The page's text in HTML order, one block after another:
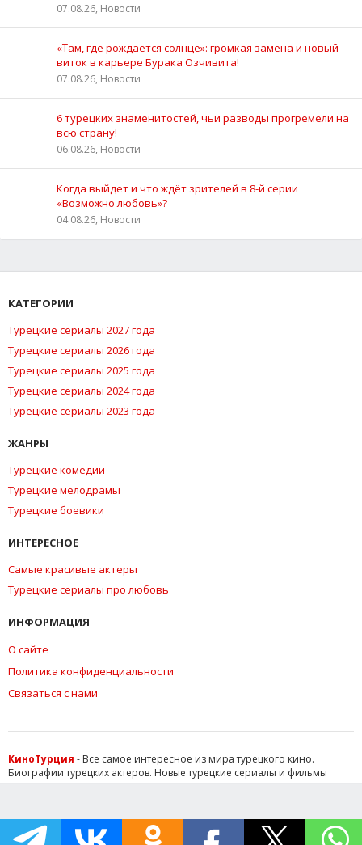
07.08.26, Новости
«Там, где рождается солнце»: громкая замена и новый
виток в карьере Бурака Озчивита!
07.08.26, Новости
6 турецких знаменитостей, чьи разводы прогремели на
всю страну!
06.08.26, Новости
Когда выйдет и что ждёт зрителей в 8-й серии
«Возможно любовь»?
04.08.26, Новости
КАТЕГОРИИ
Турецкие сериалы 2027 года
Турецкие сериалы 2026 года
Турецкие сериалы 2025 года
Турецкие сериалы 2024 года
Турецкие сериалы 2023 года
ЖАНРЫ
Турецкие комедии
Турецкие мелодрамы
Турецкие боевики
ИНТЕРЕСНОЕ
Самые красивые актеры
Турецкие сериалы про любовь
ИНФОРМАЦИЯ
О сайте
Политика конфиденциальности
Связаться с нами
КиноТурция - Все самое интересное из мира турецкого кино.
Биографии турецких актеров. Новые турецкие сериалы и фильмы